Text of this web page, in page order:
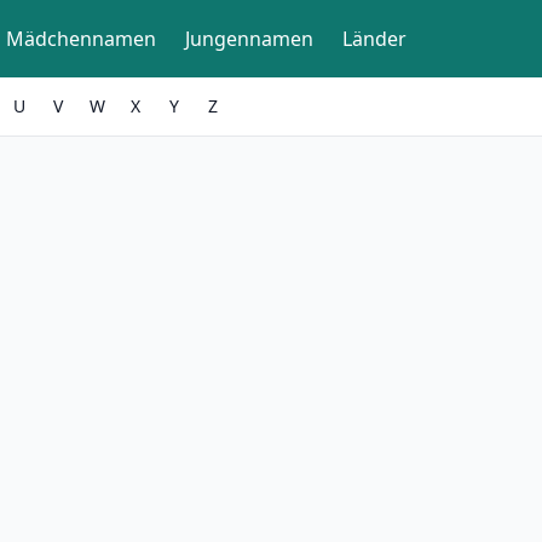
Mädchennamen Jungennamen Länder
U V W X Y Z